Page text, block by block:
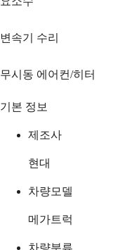
변속기 수리
무시동 에어컨/히터
기본 정보
제조사
현대
차량모델
메가트럭
차량분류